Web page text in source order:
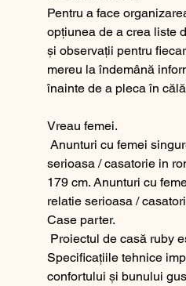
Pentru a face
opțiunea de a crea liste
și observații pentru
mereu la îndemână
înainte de a pleca în
Vreau femei.
serioasa / casatorie in
179 cm. Anunturi cu
relatie serioasa /
Case parter.
Specificațiile tehnice
confortului și bunului